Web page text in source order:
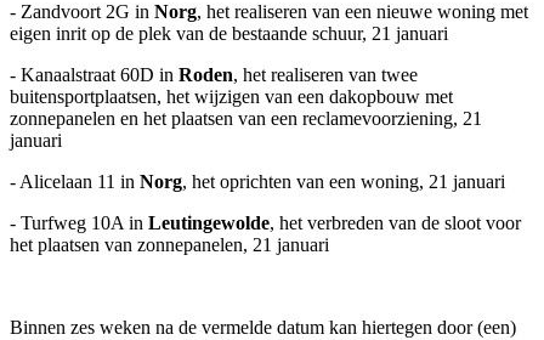
- Zandvoort 2G in Norg, het realiseren van een nieuwe woning met
eigen inrit op de plek van de bestaande schuur, 21 januari
- Kanaalstraat 60D in Roden, het realiseren van twee
buitensportplaatsen, het wijzigen van een dakopbouw met
zonnepane­len en het plaatsen van een reclamevo­orzie­ning, 21
januari
- Alicelaan 11 in Norg, het oprichten van een woning, 21 januari
- Turfweg 10A in Leutingewolde, het verbreden van de sloot voor
het plaatsen van zonnepanelen, 21 januari
Binnen zes weken na de vermelde datum kan hiertegen door (een)